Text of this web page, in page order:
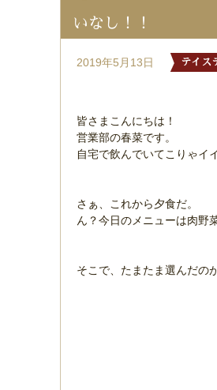
いなし！！
2019年5月13日 テイス
皆さまこんにちは！
営業部の春菜です。
自宅で飲んでいてこりゃイ
さぁ、これから夕食だ。
ん？今日のメニューは肉野
そこで、たまたま選んだの